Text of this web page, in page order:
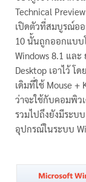
Technical
เปิดตัวที่สมบูรณ์ออ
10 นั้นถูกออกแบบ
Windows 8.1 แล
Desktop เอาไว้ โ
เดิมที่ใช้ Mouse +
ว่าจะใช้กับคอมพิว
รวมไปถึงยังมีระบ
อุปกรณ์ในระบบ